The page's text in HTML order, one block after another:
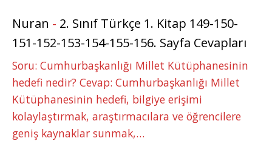
Nuran - 2. Sınıf Türkçe 1. Kitap 149-150-
151-152-153-154-155-156. Sayfa Cevapları
Soru: Cumhurbaşkanlığı Millet Kütüphanesinin
hedefi nedir? Cevap: Cumhurbaşkanlığı Millet
Kütüphanesinin hedefi, bilgiye erişimi
kolaylaştırmak, araştırmacılara ve öğrencilere
geniş kaynaklar sunmak,…